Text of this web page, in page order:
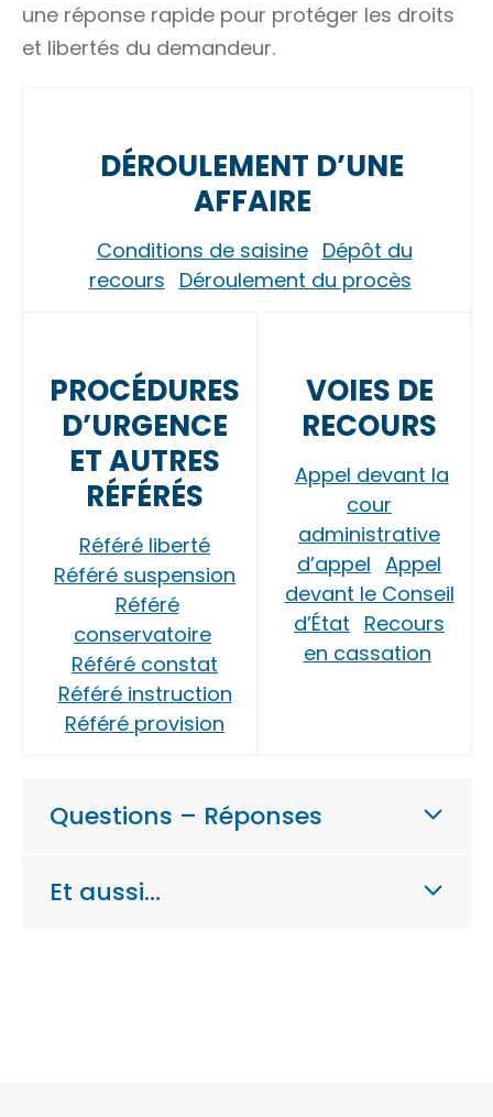
une réponse rapide pour protéger les droits
et libertés du demandeur.
DÉROULEMENT D’UNE
AFFAIRE
Conditions de saisine Dépôt du
recours Déroulement du procès
PROCÉDURES
D’URGENCE
ET AUTRES
RÉFÉRÉS
Référé liberté
Référé suspension
Référé
conservatoire
Référé constat
Référé instruction
Référé provision
VOIES DE
RECOURS
Appel devant la
cour
administrative
d’appel Appel
devant le Conseil
d’État Recours
en cassation
Questions – Réponses
Et aussi…